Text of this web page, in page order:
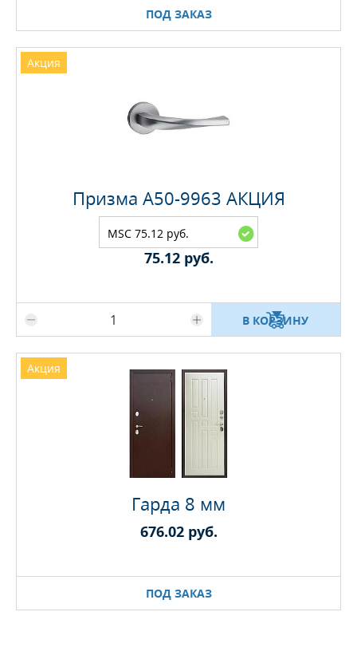
ПОД ЗАКАЗ
Акция
Призма A50-9963 АКЦИЯ
MSC 75.12 руб.
В КОРЗИНУ
75.12 руб.
Акция
Гарда 8 мм
ПОД ЗАКАЗ
676.02 руб.